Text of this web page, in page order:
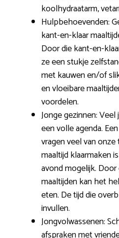
koolhydraatarm,
Hulpbehoevenden:
kant-en-klaar
Door die kant-en-
ze een stukje
met kauwen en/of
en vloeibare
voordelen.
Jonge gezinnen:
een volle agenda.
vragen veel van
maaltijd klaarmaken
avond mogelijk.
maaltijden kan het
eten. De tijd die
invullen.
Jongvolwassenen:
afspraken met